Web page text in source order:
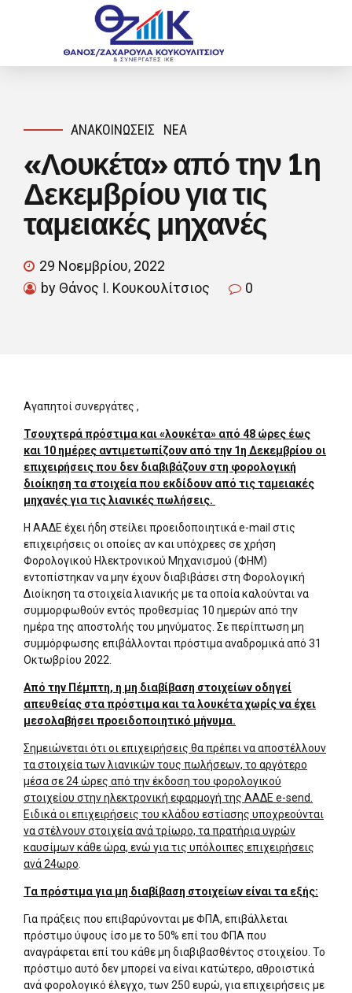
ΑΝΑΚΟΙΝΏΣΕΙΣ ΝΈΑ
«Λουκέτα» από την 1η
Δεκεμβρίου για τις
ταμειακές μηχανές
29 Νοεμβρίου, 2022
by Θάνος Ι. Κουκουλίτσιος
0
Αγαπητοί συνεργάτες ,
Τσουχτερά πρόστιμα και «λουκέτα» από 48 ώρες έως
και 10 ημέρες αντιμετωπίζουν από την 1η Δεκεμβρίου οι
επιχειρήσεις που δεν διαβιβάζουν στη φορολογική
διοίκηση τα στοιχεία που εκδίδουν από τις ταμειακές
μηχανές για τις λιανικές πωλήσεις.
Η ΑΑΔΕ έχει ήδη στείλει προειδοποιητικά e-mail στις
επιχειρήσεις οι οποίες αν και υπόχρεες σε χρήση
Φορολογικού Ηλεκτρονικού Μηχανισμού (ΦΗΜ)
εντοπίστηκαν να μην έχουν διαβιβάσει στη Φορολογική
Διοίκηση τα στοιχεία λιανικής με τα οποία καλούνται να
συμμορφωθούν εντός προθεσμίας 10 ημερών από την
ημέρα της αποστολής του μηνύματος. Σε περίπτωση μη
συμμόρφωσης επιβάλλονται πρόστιμα αναδρομικά από 31
Οκτωβρίου 2022.
Από την Πέμπτη, η μη διαβίβαση στοιχείων οδηγεί
απευθείας στα πρόστιμα και τα λουκέτα χωρίς να έχει
μεσολαβήσει προειδοποιητικό μήνυμα.
Σημειώνεται ότι οι επιχειρήσεις θα πρέπει να αποστέλλουν
τα στοιχεία των λιανικών τους πωλήσεων, το αργότερο
μέσα σε 24 ώρες από την έκδοση του φορολογικού
στοιχείου στην ηλεκτρονική εφαρμογή της ΑΑΔΕ e-send.
Ειδικά οι επιχειρήσεις του κλάδου εστίασης υποχρεούνται
να στέλνουν στοιχεία ανά τρίωρο, τα πρατήρια υγρών
καυσίμων κάθε ώρα, ενώ για τις υπόλοιπες επιχειρήσεις
ανά 24ωρο
Τα πρόστιμα για μη διαβίβαση στοιχείων είναι τα εξής:
Για πράξεις που επιβαρύνονται με ΦΠΑ, επιβάλλεται
πρόστιμο ύψους ίσο με το 50% επί του ΦΠΑ που
αναγράφεται επί του κάθε μη διαβιβασθέντος στοιχείου. Το
πρόστιμο αυτό δεν μπορεί να είναι κατώτερο, αθροιστικά
ανά φορολογικό έλεγχο, των 250 ευρώ, για επιχειρήσεις με